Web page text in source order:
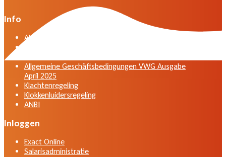
Info
Algemene voorwaarden VWG versie april 2025
Allgemeine Geschäftsbedingungen VWG Ausgabe
April 2025
Klachtenregeling
Klokkenluidersregeling
ANBI
Inloggen
Exact Online
Salarisadministratie